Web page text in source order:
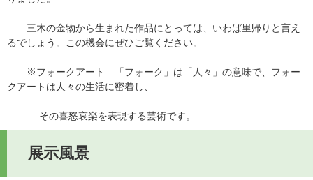
三木の金物から生まれた作品にとっては、いわば里帰りと言え
るでしょう。この機会にぜひご覧ください。
※フォークアート…「フォーク」は「人々」の意味で、フォー
クアートは人々の生活に密着し、
その喜怒哀楽を表現する芸術です。
展示風景